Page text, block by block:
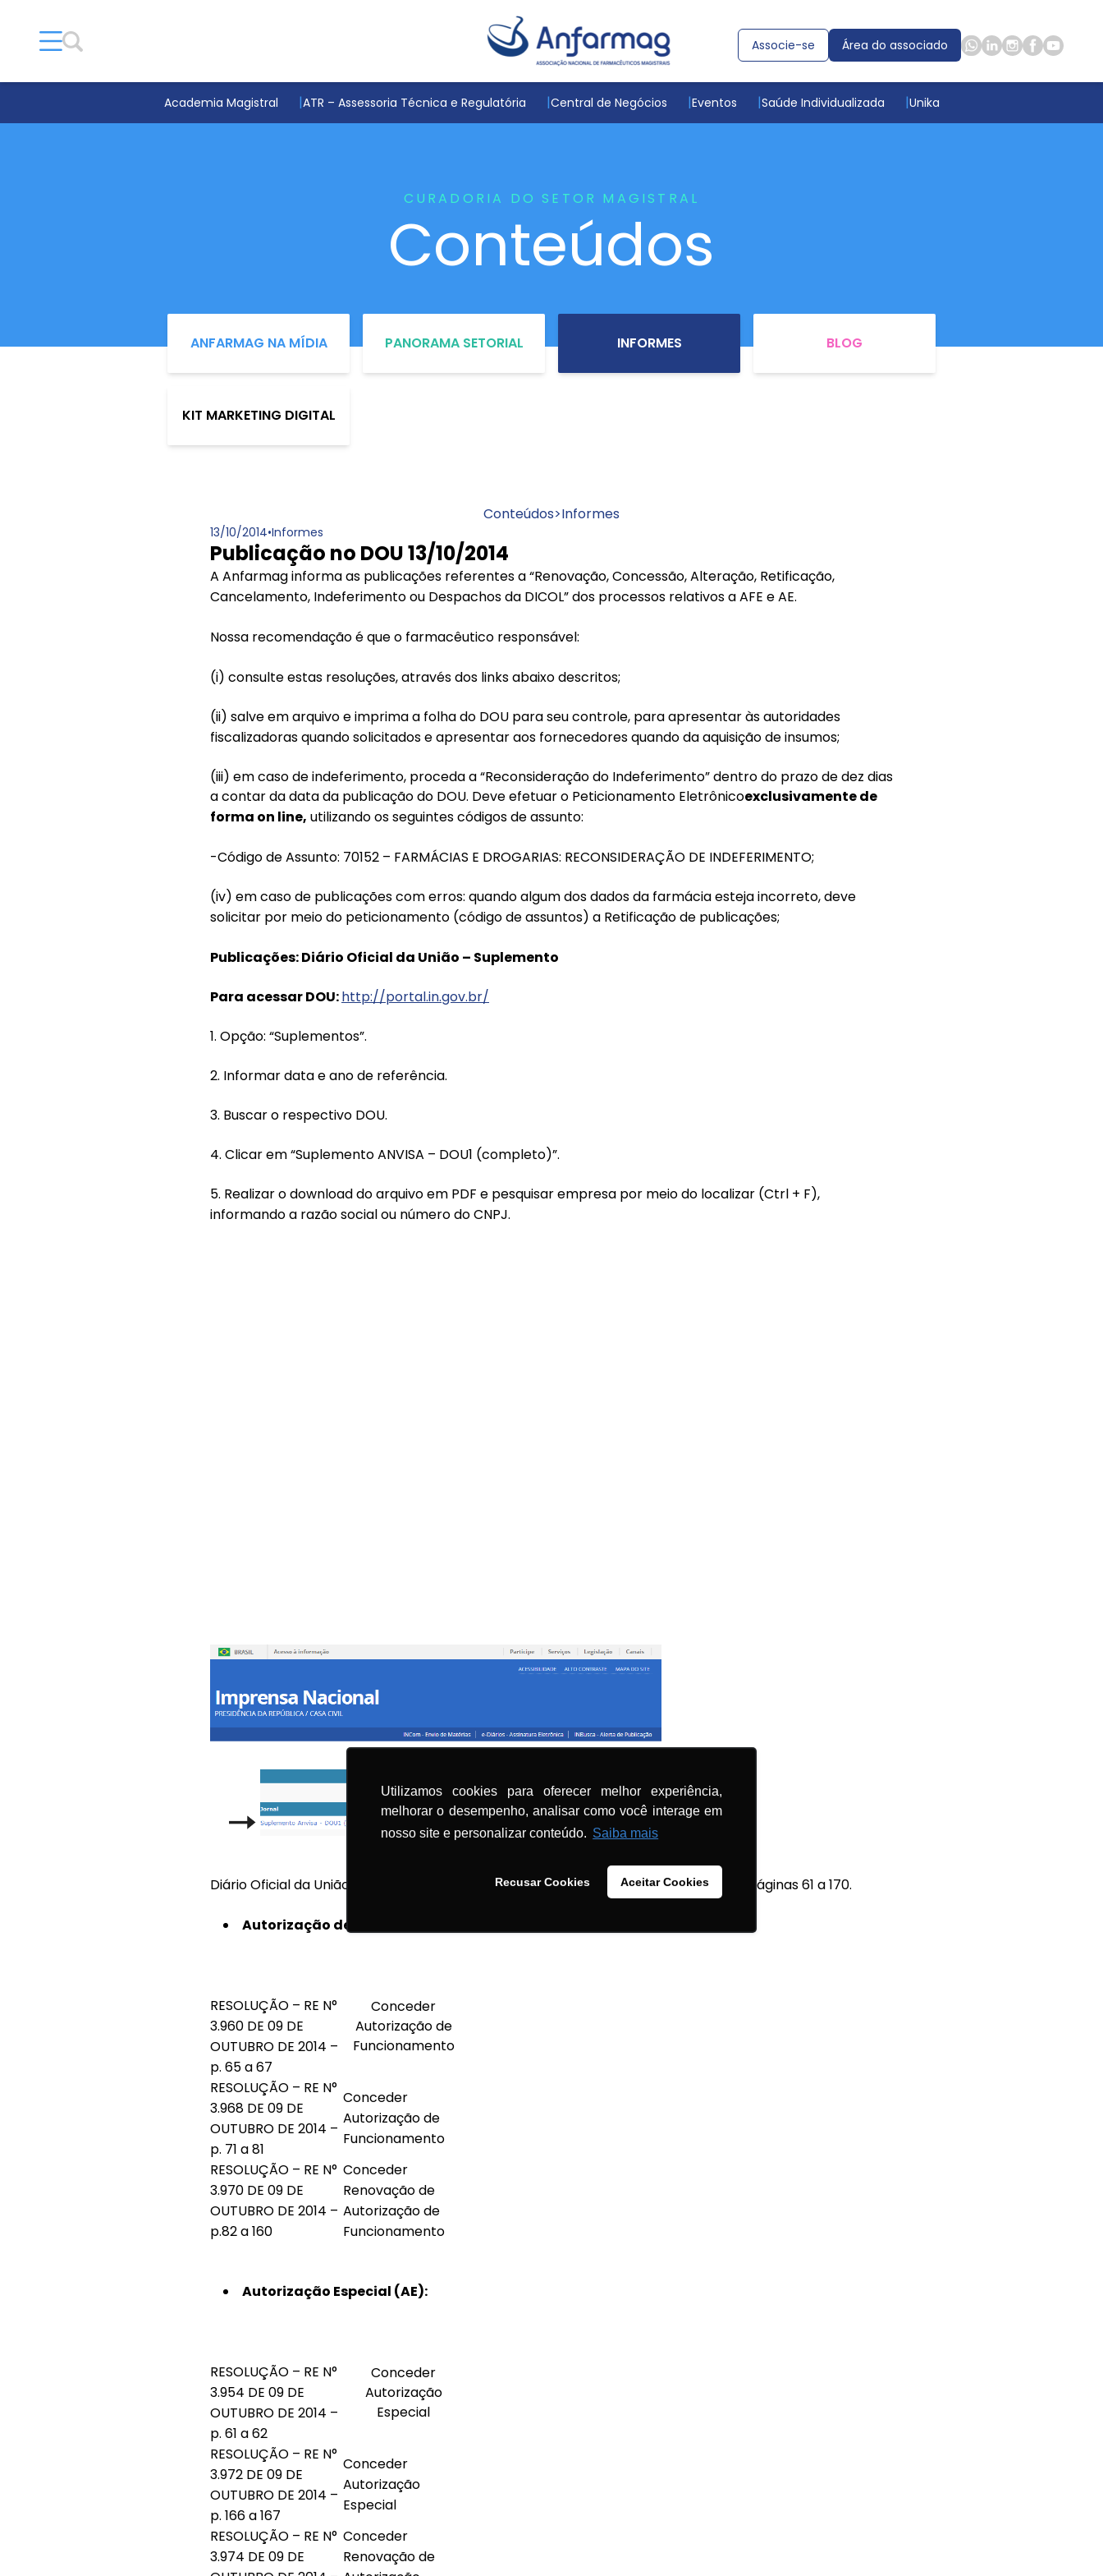
Utilizamos cookies para oferecer melhor experiência,
melhorar o desempenho, analisar como você interage em
nosso site e personalizar conteúdo. Saiba mais
Recusar Cookies Aceitar Cookies
Associe-se Área do associado
Academia Magistral ATR – Assessoria Técnica e Regulatória Central de Negócios Eventos Saúde Individualizada Unika
CURADORIA DO SETOR MAGISTRAL
Conteúdos
ANFARMAG NA MÍDIA PANORAMA SETORIAL INFORMES BLOG
KIT MARKETING DIGITAL
Conteúdos>Informes
13/10/2014•Informes
Publicação no DOU 13/10/2014
A Anfarmag informa as publicações referentes a “Renovação, Concessão, Alteração, Retificação,
Cancelamento, Indeferimento ou Despachos da DICOL” dos processos relativos a AFE e AE.
Nossa recomendação é que o farmacêutico responsável:
(i) consulte estas resoluções, através dos links abaixo descritos;
(ii) salve em arquivo e imprima a folha do DOU para seu controle, para apresentar às autoridades
fiscalizadoras quando solicitados e apresentar aos fornecedores quando da aquisição de insumos;
(iii) em caso de indeferimento, proceda a “Reconsideração do Indeferimento” dentro do prazo de dez dias
a contar da data da publicação do DOU. Deve efetuar o Peticionamento Eletrônicoexclusivamente de
forma on line, utilizando os seguintes códigos de assunto:
-Código de Assunto: 70152 – FARMÁCIAS E DROGARIAS: RECONSIDERAÇÃO DE INDEFERIMENTO;
(iv) em caso de publicações com erros: quando algum dos dados da farmácia esteja incorreto, deve
solicitar por meio do peticionamento (código de assuntos) a Retificação de publicações;
Publicações: Diário Oficial da União – Suplemento
Para acessar DOU:http://portal.in.gov.br/
1. Opção: “Suplementos”.
2. Informar data e ano de referência.
3. Buscar o respectivo DOU.
4. Clicar em “Suplemento ANVISA – DOU1 (completo)”.
5. Realizar o download do arquivo em PDF e pesquisar empresa por meio do localizar (Ctrl + F),
informando a razão social ou número do CNPJ.
Diário Oficial da União Nº 197, de 13 de outubro de 2014, Seção 1, Suplemento ANVISA, páginas 61 a 170.
Autorização de Funcionamento (AFE):
RESOLUÇÃO – RE N°
3.960 DE 09 DE
OUTUBRO DE 2014 –
p. 65 a 67
Conceder
Autorização de
Funcionamento
RESOLUÇÃO – RE N°
3.968 DE 09 DE
OUTUBRO DE 2014 –
p. 71 a 81
Conceder
Autorização de
Funcionamento
RESOLUÇÃO – RE N°
3.970 DE 09 DE
OUTUBRO DE 2014 –
p.82 a 160
Conceder
Renovação de
Autorização de
Funcionamento
Autorização Especial (AE):
RESOLUÇÃO – RE N°
3.954 DE 09 DE
OUTUBRO DE 2014 –
p. 61 a 62
Conceder
Autorização
Especial
RESOLUÇÃO – RE N°
3.972 DE 09 DE
OUTUBRO DE 2014 –
p. 166 a 167
Conceder
Autorização
Especial
RESOLUÇÃO – RE N°
3.974 DE 09 DE
Conceder
Renovação de